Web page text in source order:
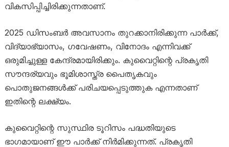
വികസിപ്പിച്ചിരിക്കുന്നതാണ്.
2025 ഡിസംബർ അവസാനം തുറക്കാനിരിക്കുന്ന പാർക്ക്,
വിദ്യാഭ്യാസം, ഗവേഷണം, വിനോദം എന്നിവക്ക്
ഒരുമിച്ചുള്ള കേന്ദ്രമായിരിക്കും. കുവൈറ്റിന്റെ പ്രകൃതി
സൗന്ദര്യവും ഭൂമിശാസ്ത്ര പൈതൃകവും
പൊതുജനങ്ങൾക്ക് പരിചയപ്പെടുത്തുക എന്നതാണ്
ഇതിന്റെ ലക്ഷ്യം.
കുവൈറ്റിന്റെ സുസ്ഥിര ടൂറിസം പദ്ധതിയുടെ
ഭാഗമായാണ് ഈ പാർക്ക് നിർമിക്കുന്നത്. പ്രകൃതി